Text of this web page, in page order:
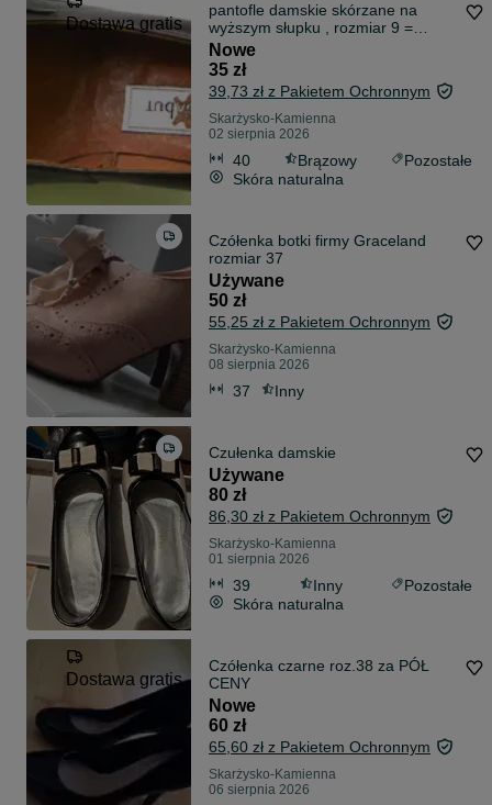
Dostawa gratis
pantofle damskie skórzane na
wyższym słupku , rozmiar 9 =
Nowe
35 zł
39,73 zł z Pakietem Ochronnym
Skarżysko-Kamienna
02 sierpnia 2026
40 Brązowy
Pozostałe
Skóra naturalna
Czółenka botki firmy Graceland
rozmiar 37
Używane
50 zł
55,25 zł z Pakietem Ochronnym
Skarżysko-Kamienna
08 sierpnia 2026
37 Inny
Czułenka damskie
Używane
80 zł
86,30 zł z Pakietem Ochronnym
Skarżysko-Kamienna
01 sierpnia 2026
39 Inny
Pozostałe
Skóra naturalna
Dostawa gratis
Czółenka czarne roz.38 za PÓŁ
CENY
Nowe
60 zł
65,60 zł z Pakietem Ochronnym
Skarżysko-Kamienna
06 sierpnia 2026